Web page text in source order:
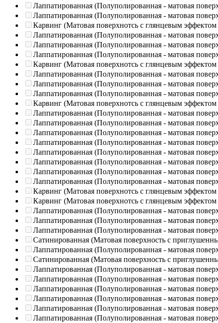
Лаппатированная (Полуполированная - матовая
Лаппатированная (Полуполированная - матовая
Карвинг (Матовая поверхнотсь с глянцевым эффектом
Лаппатированная (Полуполированная - матовая
Лаппатированная (Полуполированная - матовая
Лаппатированная (Полуполированная - матовая
Карвинг (Матовая поверхнотсь с глянцевым эффектом
Лаппатированная (Полуполированная - матовая
Лаппатированная (Полуполированная - матовая
Лаппатированная (Полуполированная - матовая
Карвинг (Матовая поверхнотсь с глянцевым эффектом
Лаппатированная (Полуполированная - матовая
Лаппатированная (Полуполированная - матовая
Лаппатированная (Полуполированная - матовая
Лаппатированная (Полуполированная - матовая
Лаппатированная (Полуполированная - матовая
Лаппатированная (Полуполированная - матовая
Лаппатированная (Полуполированная - матовая
Лаппатированная (Полуполированная - матовая
Карвинг (Матовая поверхнотсь с глянцевым эффектом
Карвинг (Матовая поверхнотсь с глянцевым эффектом
Лаппатированная (Полуполированная - матовая
Лаппатированная (Полуполированная - матовая
Лаппатированная (Полуполированная - матовая
Сатинированная (Матовая поверхность с
Лаппатированная (Полуполированная - матовая
Сатинированная (Матовая поверхность с
Лаппатированная (Полуполированная - матовая
Лаппатированная (Полуполированная - матовая
Лаппатированная (Полуполированная - матовая
Лаппатированная (Полуполированная - матовая
Лаппатированная (Полуполированная - матовая
Лаппатированная (Полуполированная - матовая